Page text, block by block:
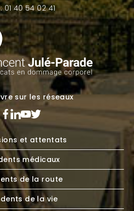
01 40 54 02 41
sur les réseaux
et attentats
médicaux
de la route
de la vie